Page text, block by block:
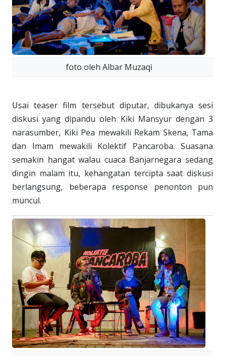
foto oleh Albar Muzaqi
Usai teaser film tersebut diputar, dibukanya sesi
diskusi yang dipandu oleh Kiki Mansyur dengan 3
narasumber, Kiki Pea mewakili Rekam Skena, Tama
dan Imam mewakili Kolektif Pancaroba. Suasana
semakin hangat walau cuaca Banjarnegara sedang
dingin malam itu, kehangatan tercipta saat diskusi
berlangsung, beberapa response penonton pun
muncul.